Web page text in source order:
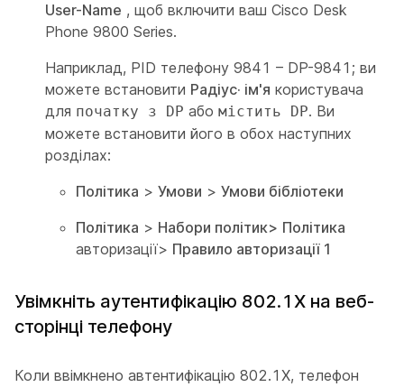
User-Name , щоб включити ваш Cisco Desk
Phone 9800 Series.
Наприклад, PID телефону 9841 – DP-9841; ви
можете встановити Радіус· ім'я користувача
для початку з DP або містить DP. Ви
можете встановити його в обох наступних
розділах:
Політика > Умови > Умови бібліотеки
Політика > Набори політик> Політика
авторизації> Правило авторизації 1
Увімкніть аутентифікацію 802.1X на веб-
сторінці телефону
Коли ввімкнено автентифікацію 802.1X, телефон